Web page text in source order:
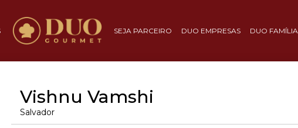
SEJA PARCEIRO DUO EMPRESAS DUO FAMÍLIA
Vishnu Vamshi
Salvador